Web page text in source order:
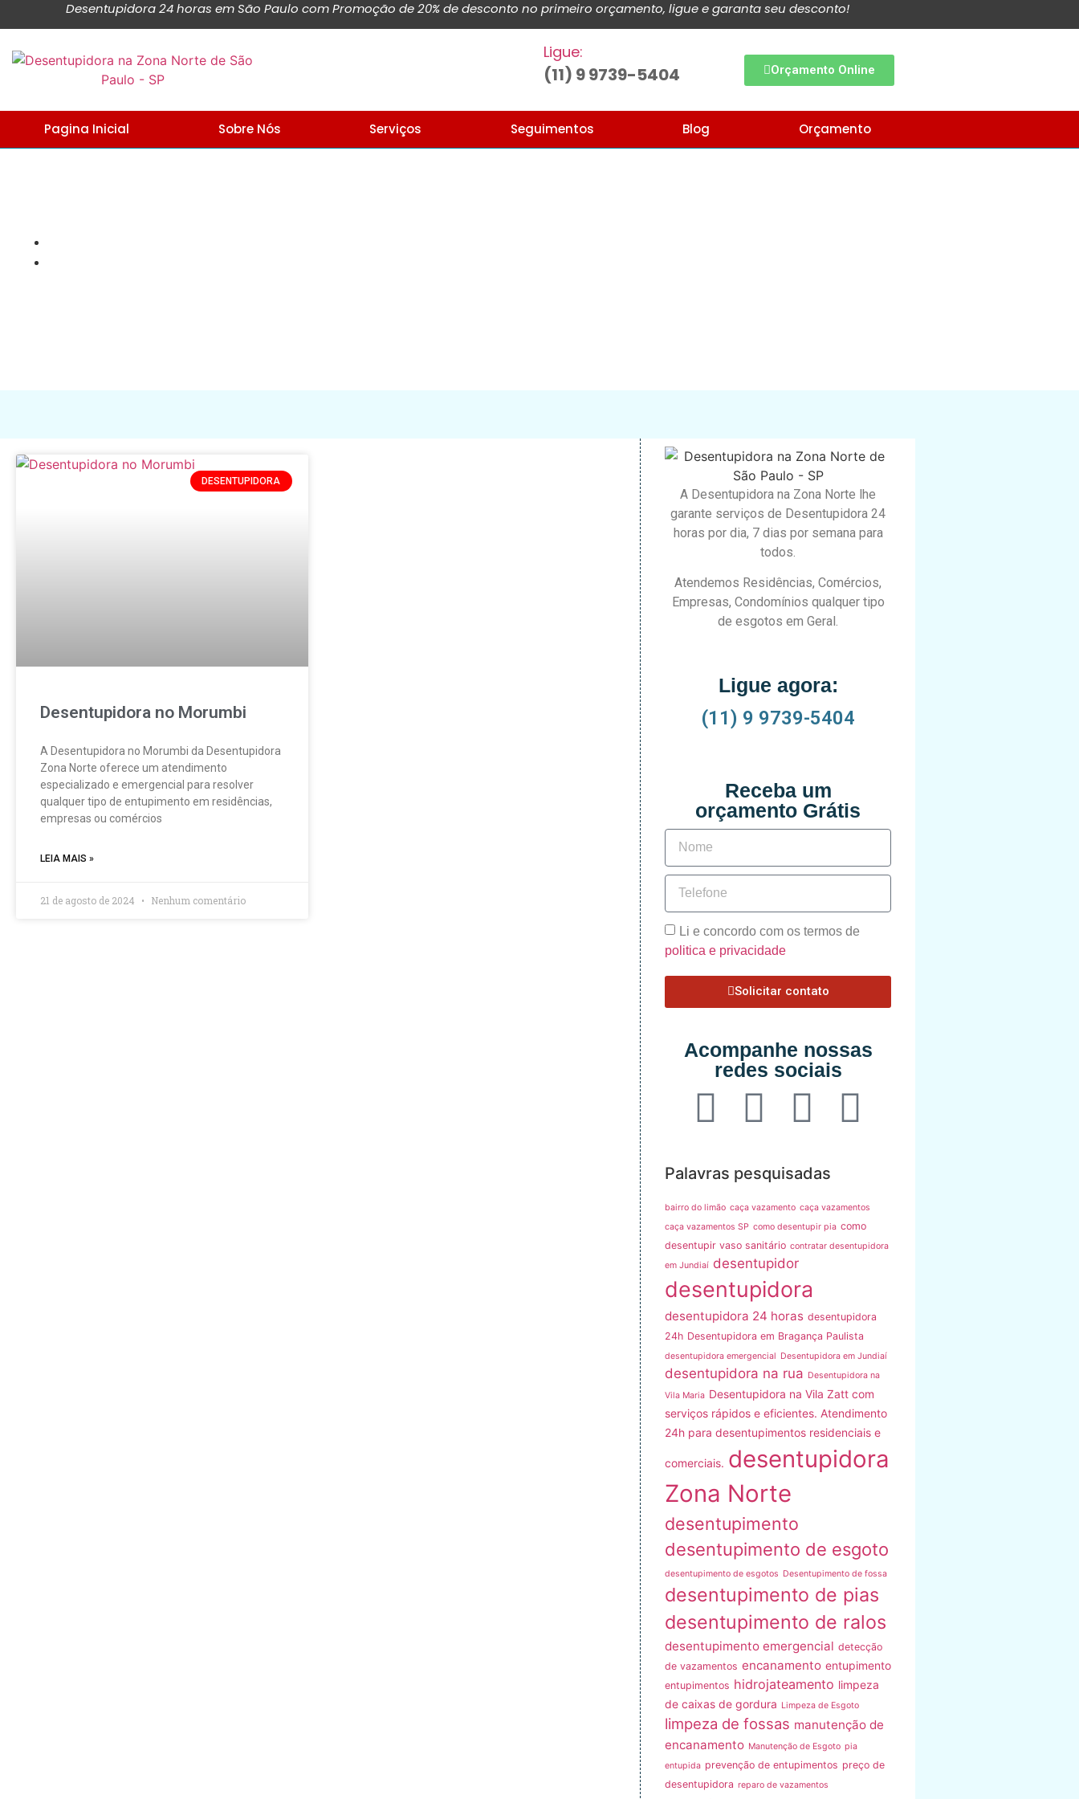
Desentupidora 24 horas em São Paulo com Promoção de 20% de desconto no primeiro orçamento, ligue e garanta seu desconto!
Ligue:
(11) 9 9739-5404 Orçamento Online
Pagina Inicial Sobre Nós Serviços Seguimentos Blog Orçamento
DESENTUPIDORA
Desentupidora no Morumbi
A Desentupidora no Morumbi da Desentupidora
Zona Norte oferece um atendimento
especializado e emergencial para resolver
qualquer tipo de entupimento em residências,
empresas ou comércios
LEIA MAIS »
21 de agosto de 2024 Nenhum comentário
A Desentupidora na Zona Norte lhe
garante serviços de Desentupidora 24
horas por dia, 7 dias por semana para
todos.
Atendemos Residências, Comércios,
Empresas, Condomínios qualquer tipo
de esgotos em Geral.
Ligue agora:
(11) 9 9739-5404
Receba um
orçamento Grátis
Li e concordo com os termos de
politica e privacidade
Solicitar contato
Acompanhe nossas
redes sociais
Palavras pesquisadas
bairro do limão caça vazamento caça vazamentos
caça vazamentos SP como desentupir pia como
desentupir vaso sanitário contratar desentupidora
em Jundiaí desentupidor
desentupidora
desentupidora 24 horas desentupidora
24h Desentupidora em Bragança Paulista
desentupidora emergencial Desentupidora em Jundiaí
desentupidora na rua Desentupidora na
Vila Maria Desentupidora na Vila Zatt com
serviços rápidos e eficientes. Atendimento
24h para desentupimentos residenciais e
comerciais. desentupidora
Zona Norte
desentupimento
desentupimento de esgoto
desentupimento de esgotos Desentupimento de fossa
desentupimento de pias
desentupimento de ralos
desentupimento emergencial detecção
de vazamentos encanamento entupimento
entupimentos hidrojateamento limpeza
de caixas de gordura Limpeza de Esgoto
limpeza de fossas manutenção de
encanamento Manutenção de Esgoto pia
entupida prevenção de entupimentos preço de
desentupidora reparo de vazamentos